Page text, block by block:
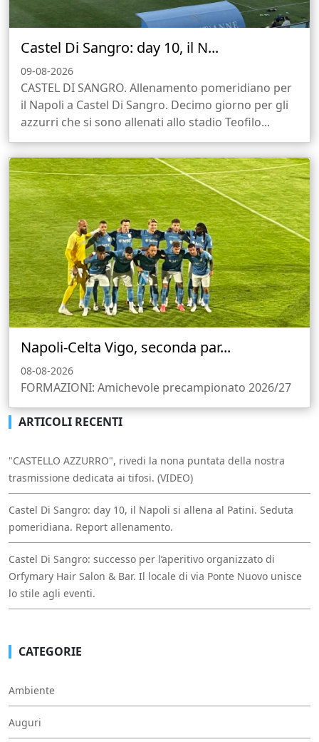
Castel Di Sangro: day 10, il N...
09-08-2026
CASTEL DI SANGRO. Allenamento pomeridiano per
il Napoli a Castel Di Sangro. Decimo giorno per gli
azzurri che si sono allenati allo stadio Teofilo...
Napoli-Celta Vigo, seconda par...
08-08-2026
FORMAZIONI: Amichevole precampionato 2026/27
ARTICOLI RECENTI
"CASTELLO AZZURRO", rivedi la nona puntata della nostra
trasmissione dedicata ai tifosi. (VIDEO)
Castel Di Sangro: day 10, il Napoli si allena al Patini. Seduta
pomeridiana. Report allenamento.
Castel Di Sangro: successo per l’aperitivo organizzato di
Orfymary Hair Salon & Bar. Il locale di via Ponte Nuovo unisce
lo stile agli eventi.
CATEGORIE
Ambiente
Auguri